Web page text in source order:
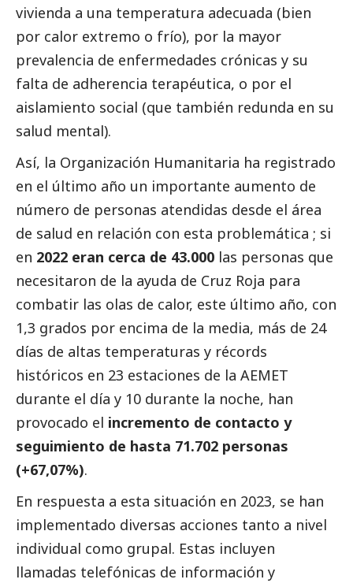
vivienda a una temperatura adecuada (bien
por calor extremo o frío), por la mayor
prevalencia de enfermedades crónicas y su
falta de adherencia terapéutica, o por el
aislamiento social (que también redunda en su
salud mental).
Así, la Organización Humanitaria ha registrado
en el último año un importante aumento de
número de personas atendidas desde el área
de salud en relación con esta problemática ; si
en 2022 eran cerca de 43.000 las personas que
necesitaron de la ayuda de Cruz Roja para
combatir las olas de calor, este último año, con
1,3 grados por encima de la media, más de 24
días de altas temperaturas y récords
históricos en 23 estaciones de la AEMET
durante el día y 10 durante la noche, han
provocado el incremento de contacto y
seguimiento de hasta 71.702 personas
(+67,07%).
En respuesta a esta situación en 2023, se han
implementado diversas acciones tanto a nivel
individual como grupal. Estas incluyen
llamadas telefónicas de información y